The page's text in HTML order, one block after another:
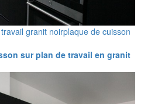
granit noirplaque de cuisson
sur plan de travail en granit